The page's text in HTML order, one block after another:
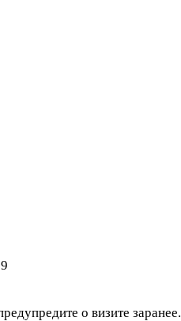
о визите заранее.